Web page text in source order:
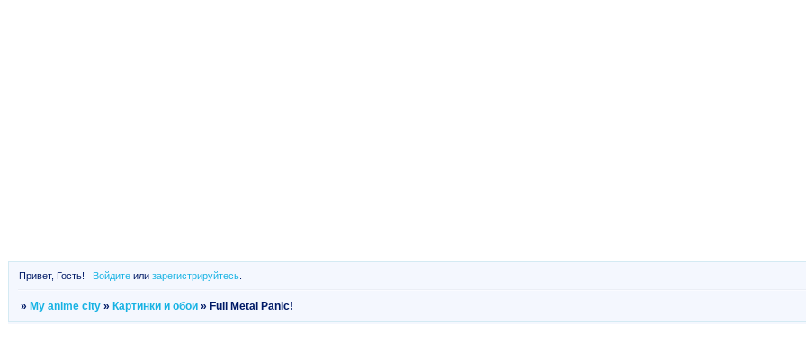
Привет, Гость! Войдитеили зарегистрируйтесь.
» My anime city » Картинки и обои » Full Metal Panic!